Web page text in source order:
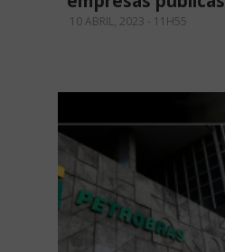
10 ABRIL, 2023 - 11H55